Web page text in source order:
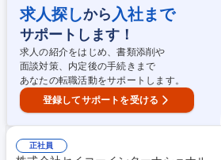
練り製品加工メーカーや各地域の協力販売会
接販売だけでなく、販売代理店と協力しなが
パターンもあります)。また、買付国から海外
三国間貿易も行います。 募集職種 【買付・輸入・販売】世界最大級/冷凍
すり身のグローバル調達＆国内法人営業
求人探しから 入社まで
サポートします！
求人の紹介をはじめ、書類添削や
面談対策、内定後の手続きまで
あなたの転職活動をサポートします。
登録してサポートを受ける
正社員